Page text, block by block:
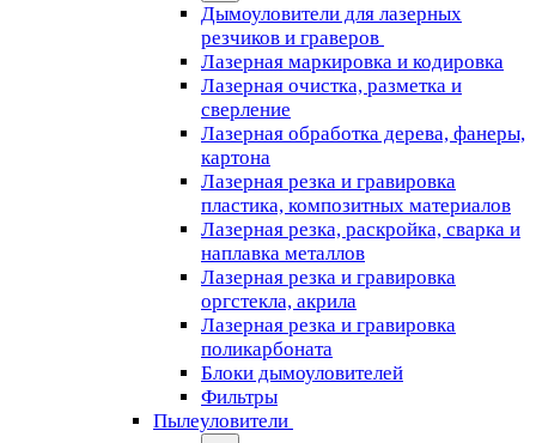
Дымоуловители для лазерных
резчиков и граверов
Лазерная маркировка и кодировка
Лазерная очистка, разметка и
сверление
Лазерная обработка дерева, фанеры,
картона
Лазерная резка и гравировка
пластика, композитных материалов
Лазерная резка, раскройка, сварка и
наплавка металлов
Лазерная резка и гравировка
оргстекла, акрила
Лазерная резка и гравировка
поликарбоната
Блоки дымоуловителей
Фильтры
Пылеуловители